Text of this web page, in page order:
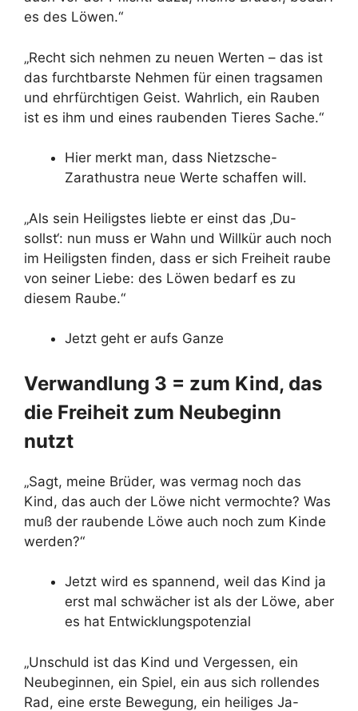
es des Löwen.“
„Recht sich nehmen zu neuen Werten – das ist
das furchtbarste Nehmen für einen tragsamen
und ehrfürchtigen Geist. Wahrlich, ein Rauben
ist es ihm und eines raubenden Tieres Sache.“
Hier merkt man, dass Nietzsche-
Zarathustra neue Werte schaffen will.
„Als sein Heiligstes liebte er einst das ‚Du-
sollst‘: nun muss er Wahn und Willkür auch noch
im Heiligsten finden, dass er sich Freiheit raube
von seiner Liebe: des Löwen bedarf es zu
diesem Raube.“
Jetzt geht er aufs Ganze
Verwandlung 3 = zum Kind, das
die Freiheit zum Neubeginn
nutzt
„Sagt, meine Brüder, was vermag noch das
Kind, das auch der Löwe nicht vermochte? Was
muß der raubende Löwe auch noch zum Kinde
werden?“
Jetzt wird es spannend, weil das Kind ja
erst mal schwächer ist als der Löwe, aber
es hat Entwicklungspotenzial
„Unschuld ist das Kind und Vergessen, ein
Neubeginnen, ein Spiel, ein aus sich rollendes
Rad, eine erste Bewegung, ein heiliges Ja-